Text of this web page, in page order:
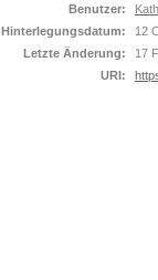
Benutzer:
Hinterlegungsdatum:
12
Letzte Änderung:
17
URI: